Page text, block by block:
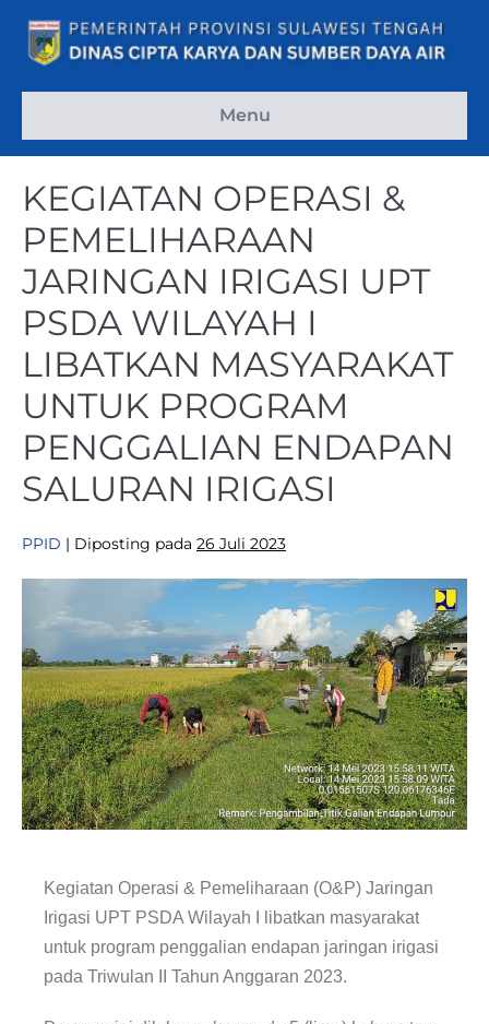
Menu
KEGIATAN OPERASI &
PEMELIHARAAN
JARINGAN IRIGASI UPT
PSDA WILAYAH I
LIBATKAN MASYARAKAT
UNTUK PROGRAM
PENGGALIAN ENDAPAN
SALURAN IRIGASI
PPID | Diposting pada 26 Juli 2023
Kegiatan Operasi & Pemeliharaan (O&P) Jaringan
Irigasi UPT PSDA Wilayah I libatkan masyarakat
untuk program penggalian endapan jaringan irigasi
pada Triwulan II Tahun Anggaran 2023.